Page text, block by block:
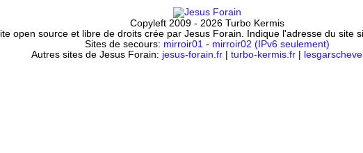
Copyleft 2009 - 2026 Turbo Kermis
open source et libre de droits crée par Jesus Forain. Indique l'adresse du site
Sites de secours: mirroir01 - mirroir02 (IPv6 seulement)
Autres sites de Jesus Forain: jesus-forain.fr| turbo-kermis.fr|